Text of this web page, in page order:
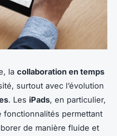
la collaboration en temps
surtout avec l’évolution
. Les iPads, en particulier,
permettant
de manière fluide et